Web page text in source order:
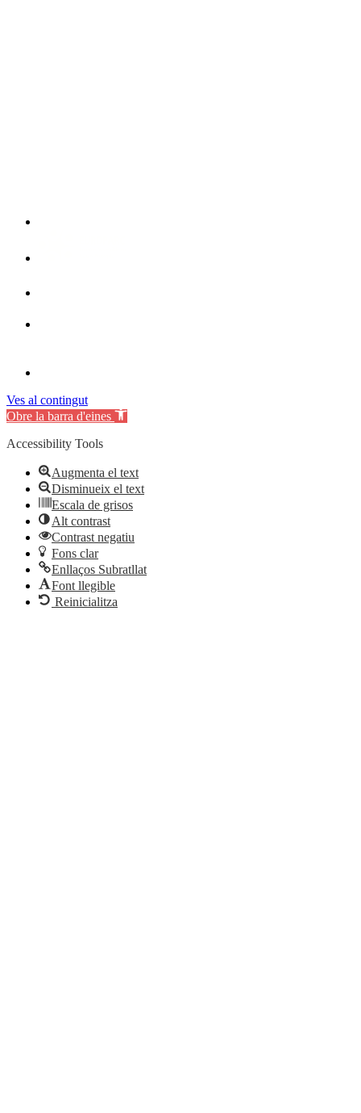
Ves al contingut
Obre la barra d'eines
Accessibility Tools
Augmenta el text
Disminueix el text
Escala de grisos
Alt contrast
Contrast negatiu
Fons clar
Enllaços Subratllat
Font llegible
Reinicialitza